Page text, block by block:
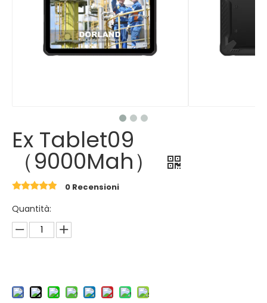
Ex Tablet09
（9000Mah）
0 Recensioni
Quantità: